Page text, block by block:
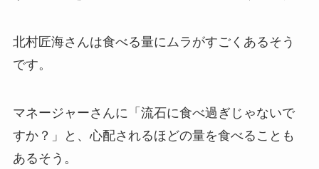
北村匠海さんは食べる量にムラがすごくあるそう
です。
マネージャーさんに「流石に食べ過ぎじゃないで
すか？」と、心配されるほどの量を食べることも
あるそう。